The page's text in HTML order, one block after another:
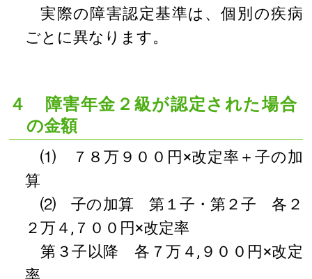
実際の障害認定基準は、個別の疾病
ごとに異なります。
４ 障害年金２級が認定された場合
の金額
⑴ ７８万９００円×改定率＋子の加
算
⑵ 子の加算 第１子・第２子 各２
２万４,７００円×改定率
第３子以降 各７万４,９００円×改定
率